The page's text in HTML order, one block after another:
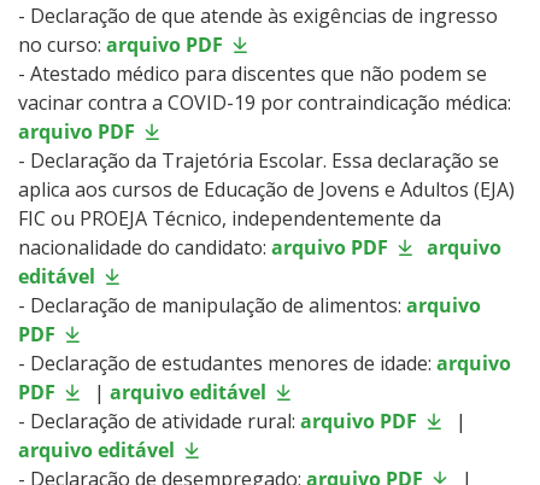
- Declaração de que atende às exigências de ingresso
no curso: arquivo PDF
- Atestado médico para discentes que não podem se
vacinar contra a COVID-19 por contraindicação médica:
arquivo PDF
- Declaração da Trajetória Escolar. Essa declaração se
aplica aos cursos de Educação de Jovens e Adultos (EJA)
FIC ou PROEJA Técnico, independentemente da
nacionalidade do candidato: arquivo PDF
arquivo
editável
- Declaração de manipulação de alimentos: arquivo
PDF
- Declaração de estudantes menores de idade: arquivo
PDF
| arquivo editável
- Declaração de atividade rural: arquivo PDF
|
arquivo editável
- Declaração de desempregado: arquivo PDF
|